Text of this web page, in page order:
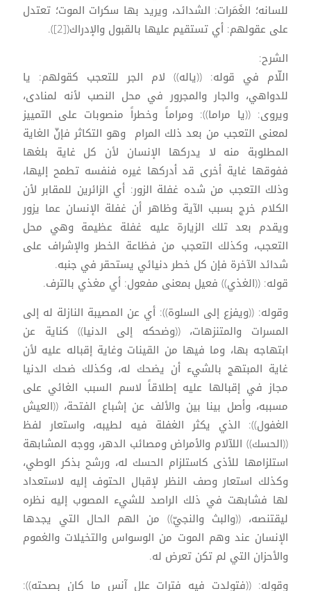
للسانه؛ الغَمَرات: الشدائد، ويريد بها سكرات الموت؛ تعتدل
على عقولهم: أي تستقيم عليها بالقبول والإدراك([2]).
الشرح:
اللّام في قوله: ((ياله)) لام الجر للتعجب كقولهم: يا
للدواهي، والجار والمجرور في محل النصب لأنه لمنادى،
ويروى: ((يا مراما)): ومراماً وخطراً منصوبات على التمييز
لمعنى التعجب من بعد ذلك المرام وهو التكاثر فإنّ الغاية
المطلوبة منه لا يدركها الإنسان لأن كل غاية بلغها
ففوقها غاية أخرى قد أدركها غيره فنفسه تطمح إليها،
وذلك التعجب من شده غفلة الزور: أي الزائرين للمقابر لأن
الكلام خرج بسبب الآية وظاهر أن غفلة الإنسان عما يزور
ويقدم بعد تلك الزيارة عليه غفلة عظيمة وهي محل
التعجب، وكذلك التعجب من فظاعة الخطر والإشراف على
شدائد الآخرة فإن كل خطر دنيائي يستحقر في جنبه.
قوله: ((الغذي)) فعيل بمعنى مفعول: أي مغذي بالترف.
وقوله: ((ويفزع إلى السلوة)): أي عن المصيبة النازلة له إلى
المسرات والمتنزهات، ((وضحكه إلى الدنيا)) كناية عن
ابتهاجه بها، وما فيها من القينات وغاية إقباله عليه لأن
غاية المبتهج بالشيء أن يضحك له، وكذلك ضحك الدنيا
مجاز في إقبالها عليه إطلاقاً لاسم السبب الغائي على
مسببه، وأصل بينا بين والألف عن إشباع الفتحة، ((العيش
الغفول)): الذي يكثر الغفلة فيه لطيبه، واستعار لفظ
((الحسك)) اللآلام والأمراض ومصائب الدهر، ووجه المشابهة
استلزامها للأذى كاستلزام الحسك له، ورشح بذكر الوطي،
وكذلك استعار وصف النظر لإقبال الحتوف إليه لاستعداد
لها فشابهت في ذلك الراصد للشيء المصوب إليه نظره
ليقتنصه، ((والبث والنجيّ)) من الهم الحال التي يجدها
الإنسان عند وهم الموت من الوسواس والتخيلات والغموم
والأحزان التي لم تكن تعرض له.
وقوله: ((فتولدت فيه فترات علل آنس ما كان بصحته)):